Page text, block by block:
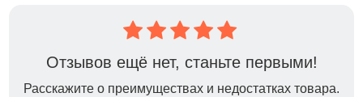
Отзывов ещё нет, станьте первыми!
Расскажите о преимуществах и недостатках товара.